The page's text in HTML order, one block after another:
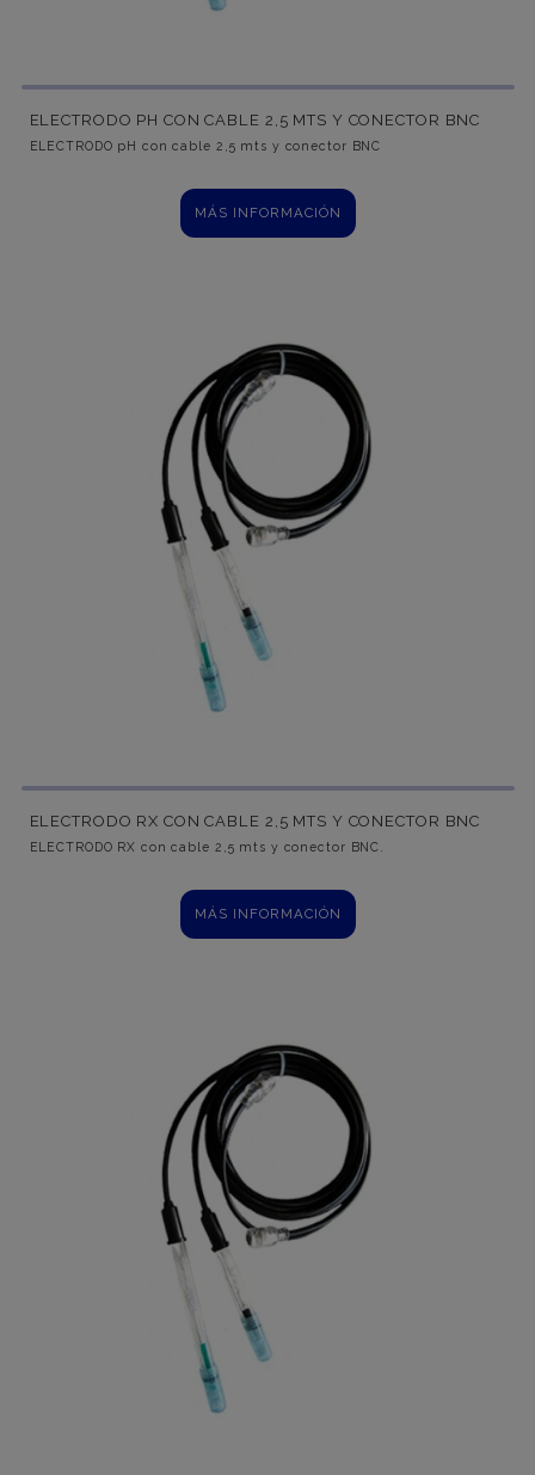
ELECTRODO PH CON CABLE 2,5 MTS Y CONECTOR BNC
ELECTRODO pH con cable 2,5 mts y conector BNC
MÁS INFORMACIÓN
ELECTRODO RX CON CABLE 2,5 MTS Y CONECTOR BNC
ELECTRODO RX con cable 2,5 mts y conector BNC.
MÁS INFORMACIÓN